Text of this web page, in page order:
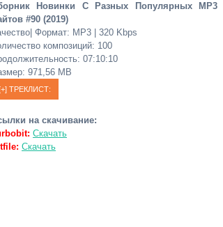
Новинки С Разных Популярных MP3
#90 (2019)
Формат: MP3 | 320 Kbps
композиций: 100
07:10:10
971,56 МB
на скачивание:
Скачать
Скачать